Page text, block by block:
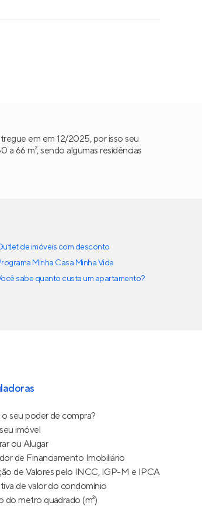
em em 12/2025, por isso seu
66 m², sendo algumas residências
de imóveis com desconto
Minha Casa Minha Vida
sabe quanto custa um apartamento?
o seu poder de compra?
imóvel
ou Alugar
de Financiamento Imobiliário
de Valores pelo INCC, IGP-M e IPCA
de valor do condomínio
do metro quadrado (m²)